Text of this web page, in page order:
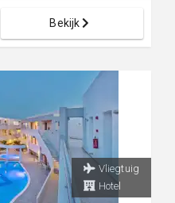
Bekijk
Vliegtuig
Hotel